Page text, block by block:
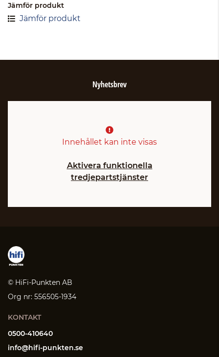
Jämför produkt
Jämför produkt
Nyhetsbrev
Innehållet kan inte visas
Aktivera funktionella
tredjepartstjänster
© HiFi-Punkten AB
Org nr: 556505-1934
KONTAKT
0500-410640
info@hifi-punkten.se